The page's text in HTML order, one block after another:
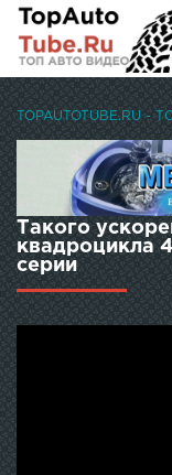
Такого
квадроцикла
серии